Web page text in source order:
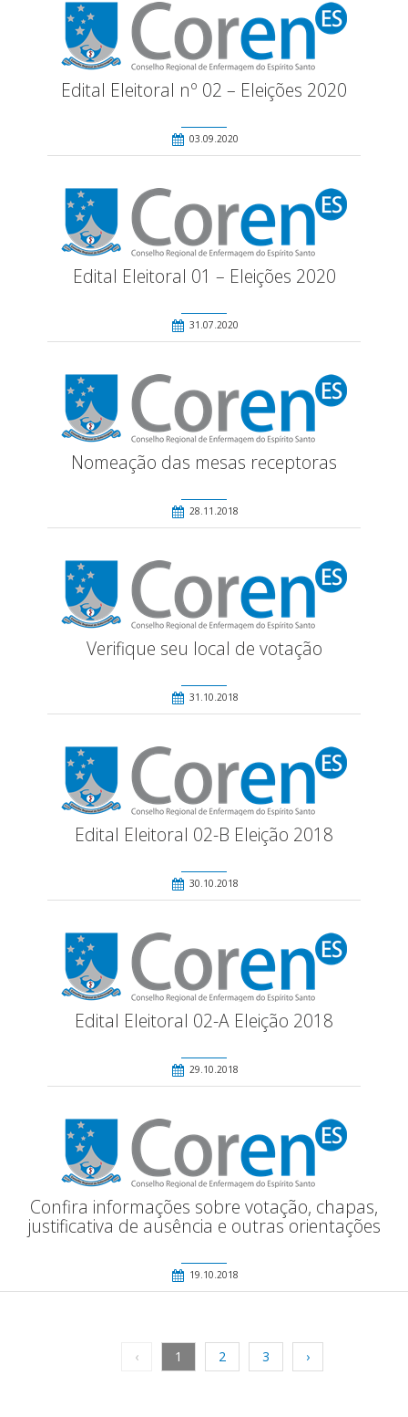
Edital Eleitoral nº 02 – Eleições 2020
03.09.2020
Edital Eleitoral 01 – Eleições 2020
31.07.2020
Nomeação das mesas receptoras
28.11.2018
Verifique seu local de votação
31.10.2018
Edital Eleitoral 02-B Eleição 2018
30.10.2018
Edital Eleitoral 02-A Eleição 2018
29.10.2018
Confira informações sobre votação, chapas,
justificativa de ausência e outras orientações
19.10.2018
‹ 1 2 3 ›